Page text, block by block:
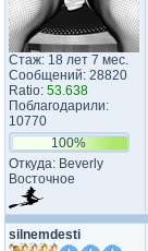
Стаж: 18 лет 7 мес.
Сообщений: 28820
Ratio: 53.638
Поблагодарили:
10770
100%
Откуда: Beverly
Восточное
silnemdesti